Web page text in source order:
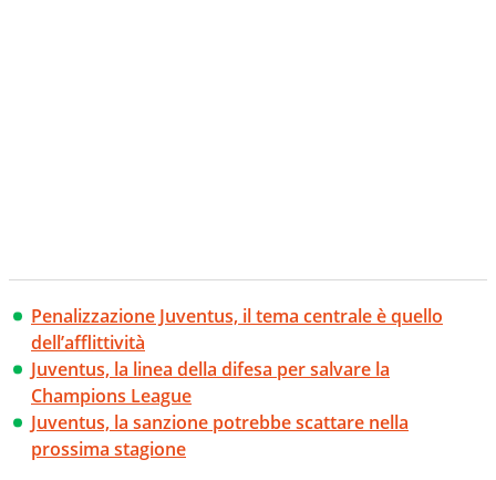
Penalizzazione Juventus, il tema centrale è quello
dell’afflittività
Juventus, la linea della difesa per salvare la
Champions League
Juventus, la sanzione potrebbe scattare nella
prossima stagione